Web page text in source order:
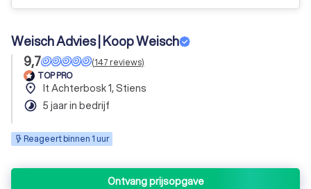
Weisch Advies | Koop Weisch
9,7
(147reviews)
TOP PRO
place It Achterbosk 1, Stiens
timelapse 5 jaar in bedrijf
Reageert binnen 1 uur
Ontvang prijsopgave